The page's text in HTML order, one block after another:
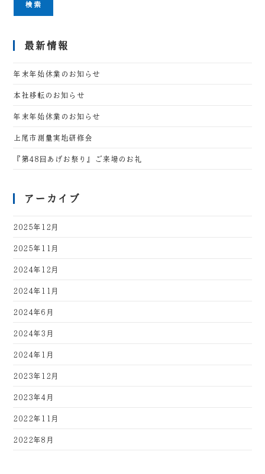
検索
最新情報
年末年始休業のお知らせ
本社移転のお知らせ
年末年始休業のお知らせ
上尾市測量実地研修会
『第48回あげお祭り』ご来場のお礼
アーカイブ
2025年12月
2025年11月
2024年12月
2024年11月
2024年6月
2024年3月
2024年1月
2023年12月
2023年4月
2022年11月
2022年8月